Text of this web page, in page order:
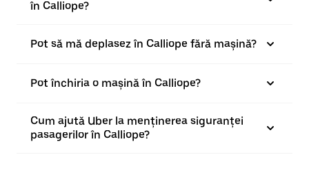
în Calliope?
Pot să mă deplasez în Calliope fără mașină?
Pot închiria o mașină în Calliope?
Cum ajută Uber la menținerea siguranței
pasagerilor în Calliope?